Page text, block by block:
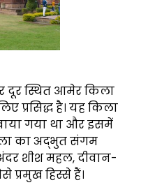
दूर स्थित आमेर किला
प्रसिद्ध है। यह किला
गया था और इसमें
का अद्भुत संगम
शीश महल, दीवान-
हिस्से हैं।